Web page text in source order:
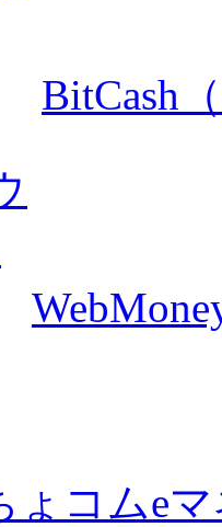
BitCash
ょコムe